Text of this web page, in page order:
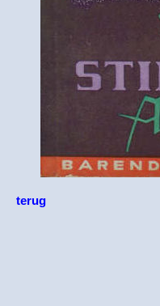
terug